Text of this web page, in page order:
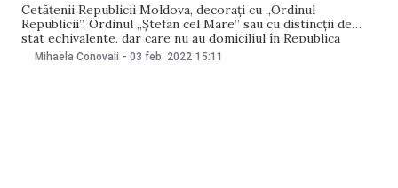
Cetățenii Republicii Moldova, decorați cu „Ordinul
Republicii”, Ordinul „Ștefan cel Mare” sau cu distincții de
stat echivalente, dar care nu au domiciliul în Republica
Moldova, vor beneficia de dreptul la alocație nominală
Mihaela Conovali - 03 feb. 2022 15:11